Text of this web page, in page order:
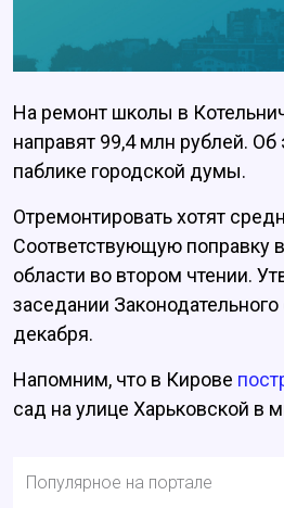
На ремонт школы в
направят 99,4 млн рублей.
паблике городской думы.
Отремонтировать хотят
Соответствующую поправку
области во втором чтении.
заседании
декабря.
Напомним, что в Кирове
сад на улице Харьковской в
Популярное на портале